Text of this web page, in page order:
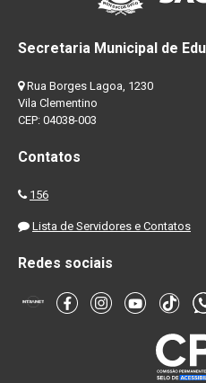
Secretaria Municipal de
Rua Borges Lagoa, 1230
Vila Clementino
CEP: 04038-003
Contatos
156
Lista de Servidores e Contatos
Redes sociais